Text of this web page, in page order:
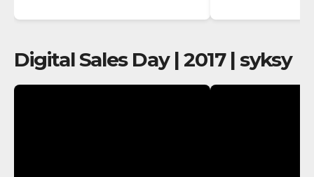
Digital Sales Day | 2017 | syksy